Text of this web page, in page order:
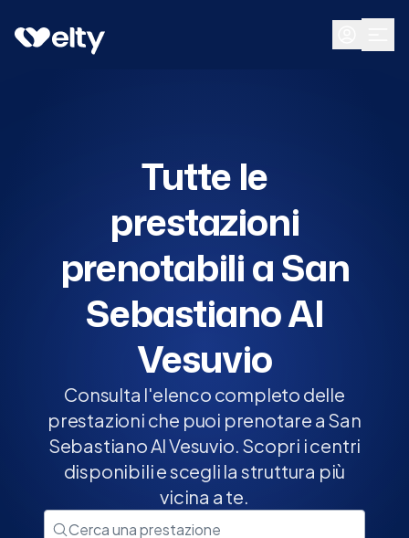
Prenota visita San Sebastiano Al Vesuvio
Tutte le
prestazioni
prenotabili a San
Sebastiano Al
Vesuvio
Consulta l'elenco completo delle
prestazioni che puoi prenotare a San
Sebastiano Al Vesuvio. Scopri i centri
disponibili e scegli la struttura più
vicina a te.